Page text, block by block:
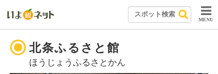
MENU
北条ふるさと館
ほうじょうふるさとかん